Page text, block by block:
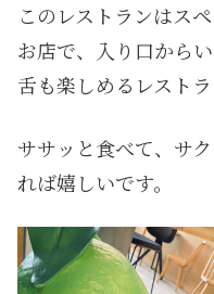
このレストランはス
お店で、入り口から
舌も楽しめるレストラ
ササッと食べて、サ
れば嬉しいです。